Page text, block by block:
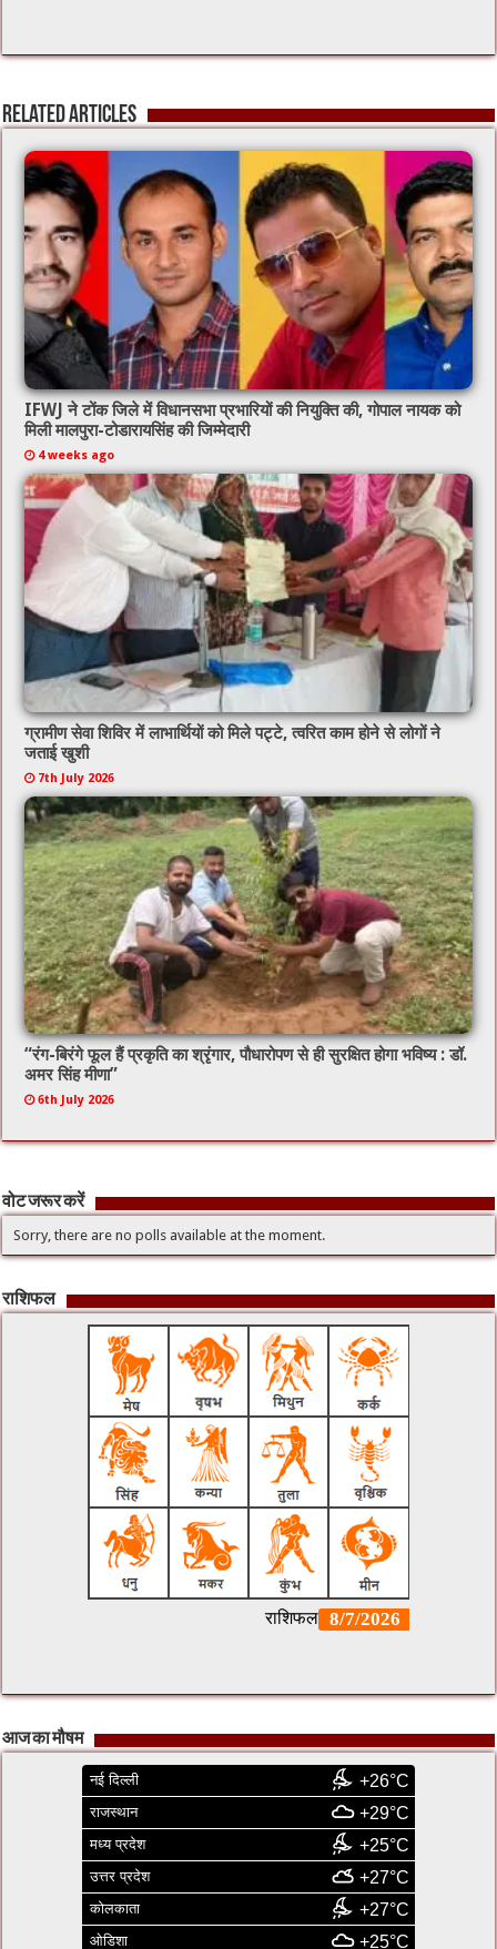
Related Articles
IFWJ ने टोंक जिले में विधानसभा प्रभारियों की नियुक्ति की, गोपाल नायक को
मिली मालपुरा-टोडारायसिंह की जिम्मेदारी
4 weeks ago
ग्रामीण सेवा शिविर में लाभार्थियों को मिले पट्टे, त्वरित काम होने से लोगों ने
जताई खुशी
7th July 2026
“रंग-बिरंगे फूल हैं प्रकृति का श्रृंगार, पौधारोपण से ही सुरक्षित होगा भविष्य : डॉ.
अमर सिंह मीणा”
6th July 2026
वोट जरूर करें
Sorry, there are no polls available at the moment.
राशिफल
आज का मौषम
नई दिल्ली +26°C
राजस्थान +29°C
मध्य प्रदेश +25°C
उत्तर प्रदेश +27°C
कोलकाता +27°C
ओडिशा +25°C